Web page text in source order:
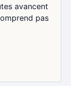
avancent
pas